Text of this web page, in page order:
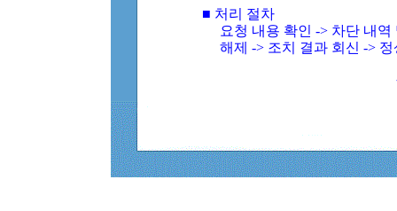
■ 처리 절차
요청 내용 확인 -> 차단 내
해제 -> 조치 결과 회신 ->